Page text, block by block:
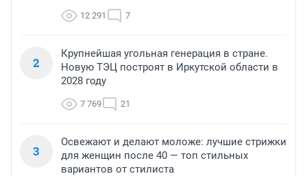
12 291 7
2
Крупнейшая угольная генерация в стране.
Новую ТЭЦ построят в Иркутской области в
2028 году
7 769 21
3
Освежают и делают моложе: лучшие стрижки
для женщин после 40 — топ стильных
вариантов от стилиста